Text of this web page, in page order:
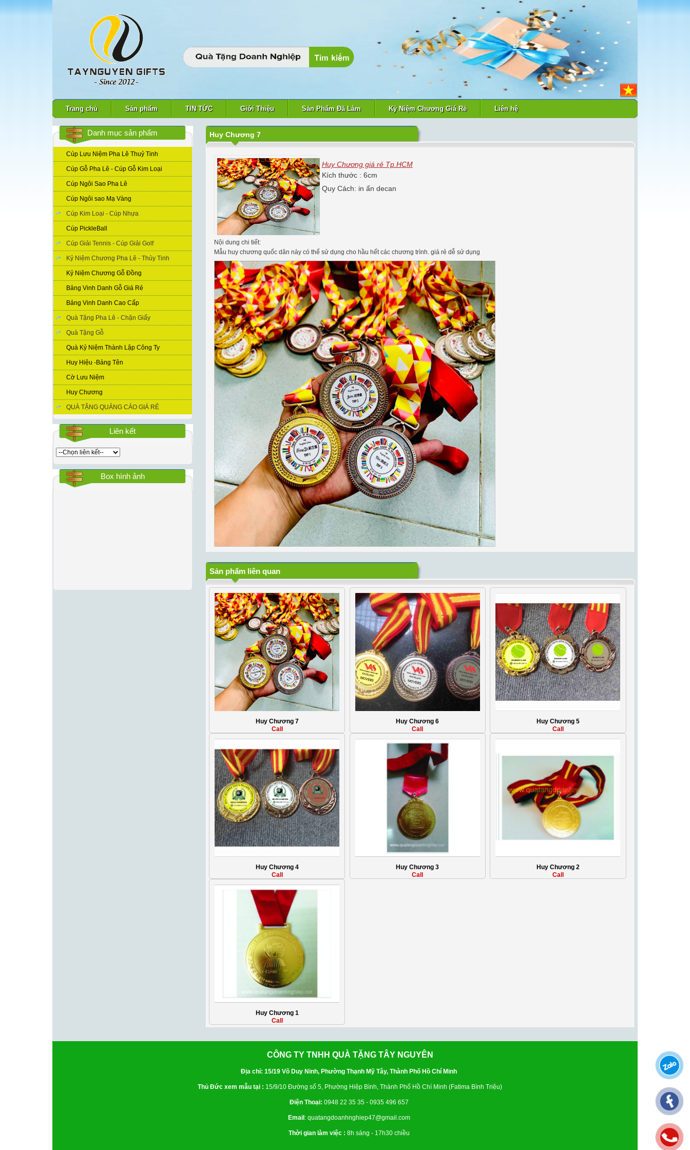
Trang chủ Sản phẩm TIN TỨC Giới Thiệu Sản Phẩm Đã Làm Kỷ Niệm Chương Giá Rẻ Liên hệ
Danh mục sản phẩm
Cúp Lưu Niệm Pha Lê Thuỷ Tinh
Cúp Gỗ Pha Lê - Cúp Gỗ Kim Loại
Cúp Ngôi Sao Pha Lê
Cúp Ngôi sao Mạ Vàng
Cúp Kim Loại - Cúp Nhựa
Cúp PickleBall
Cúp Giải Tennis - Cúp Giải Golf
Kỷ Niệm Chương Pha Lê - Thủy Tinh
Kỷ Niệm Chương Gỗ Đồng
Bảng Vinh Danh Gỗ Giá Rẻ
Bảng Vinh Danh Cao Cấp
Quà Tặng Pha Lê - Chặn Giấy
Quà Tặng Gỗ
Quà Kỷ Niệm Thành Lập Công Ty
Huy Hiệu -Bảng Tên
Cờ Lưu Niệm
Huy Chương
QUÀ TẶNG QUẢNG CÁO GIÁ RẺ
Liên kết
Box hình ảnh
Huy Chương 7
Huy Chương giá rẻ Tp.HCM
Kích thước : 6cm
Quy Cách: in ấn decan
Nội dung chi tiết:
Mẫu huy chương quốc dân này có thể sử dụng cho hầu hết các chương trình. giá rẻ dễ sử dụng
Sản phẩm liên quan
Huy Chương 7
Call
Huy Chương 6
Call
Huy Chương 5
Call
Huy Chương 4
Call
Huy Chương 3
Call
Huy Chương 2
Call
Huy Chương 1
Call
CÔNG TY TNHH QUÀ TẶNG TÂY NGUYÊN
Địa chỉ: 15/19 Võ Duy Ninh, Phường Thạnh Mỹ Tây, Thành Phố Hồ Chí Minh
Thủ Đức xem mẫu tại : 15/9/10 Đường số 5, Phường Hiệp Bình, Thành Phố Hồ Chí Minh (Fatima Bình Triệu)
Điện Thoại: 0948 22 35 35 - 0935 496 657
Email : quatangdoanhnghiep47@gmail.com
Thời gian làm việc : 8h sáng - 17h30 chiều